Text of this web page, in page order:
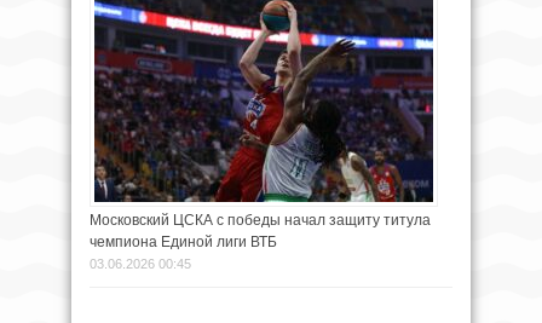
Московский ЦСКА с победы начал защиту титула
чемпиона Единой лиги ВТБ
03.06.2026 00:45